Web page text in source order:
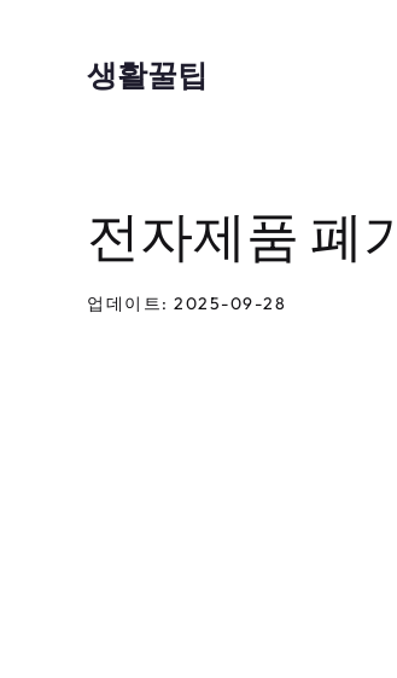
생활꿀팁
전자제품 폐
업데이트: 2025-09-28